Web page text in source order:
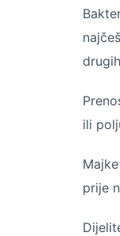
ili
prije